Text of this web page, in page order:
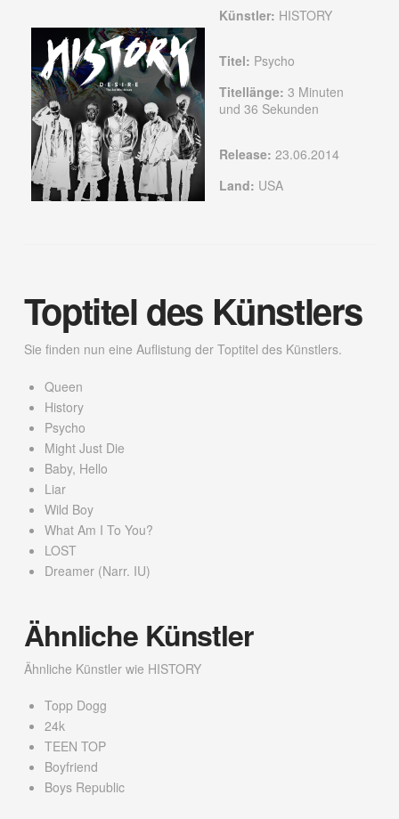
Künstler: HISTORY
Titel: Psycho
Titellänge: 3 Minuten
und 36 Sekunden
Release: 23.06.2014
Land: USA
Toptitel des Künstlers
Sie finden nun eine Auflistung der Toptitel des Künstlers.
Queen
History
Psycho
Might Just Die
Baby, Hello
Liar
Wild Boy
What Am I To You?
LOST
Dreamer (Narr. IU)
Ähnliche Künstler
Ähnliche Künstler wie HISTORY
Topp Dogg
24k
TEEN TOP
Boyfriend
Boys Republic